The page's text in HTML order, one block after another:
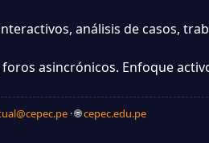
análisis de casos,
asincrónicos. Enfoque
· 🌐cepec.edu.pe